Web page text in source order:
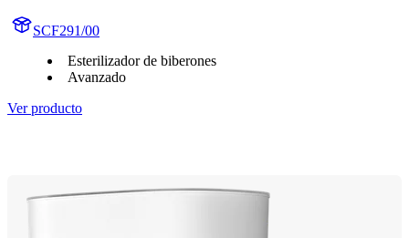
SCF291/00
Esterilizador de biberones
Avanzado
Ver producto